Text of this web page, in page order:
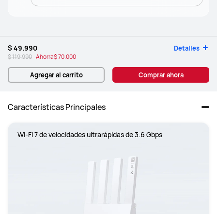
$ 49.990 Detalles
$ 119.990 Ahorra$ 70.000
Agregar al carrito Comprar ahora
Características Principales
Wi-Fi 7 de velocidades ultrarápidas de 3.6 Gbps